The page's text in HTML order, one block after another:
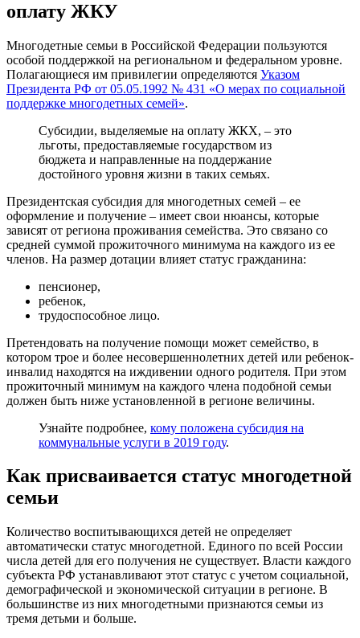
оплату ЖКУ
Многодетные семьи в Российской Федерации пользуются
особой поддержкой на региональном и федеральном уровне.
Полагающиеся им привилегии определяются Указом
Президента РФ от 05.05.1992 № 431 «О мерах по социальной
поддержке многодетных семей».
Субсидии, выделяемые на оплату ЖКХ, – это
льготы, предоставляемые государством из
бюджета и направленные на поддержание
достойного уровня жизни в таких семьях.
Президентская субсидия для многодетных семей – ее
оформление и получение – имеет свои нюансы, которые
зависят от региона проживания семейства. Это связано со
средней суммой прожиточного минимума на каждого из ее
членов. На размер дотации влияет статус гражданина:
пенсионер,
ребенок,
трудоспособное лицо.
Претендовать на получение помощи может семейство, в
котором трое и более несовершеннолетних детей или ребенок-
инвалид находятся на иждивении одного родителя. При этом
прожиточный минимум на каждого члена подобной семьи
должен быть ниже установленной в регионе величины.
Узнайте подробнее, кому положена субсидия на
коммунальные услуги в 2019 году.
Как присваивается статус многодетной
семьи
Количество воспитывающихся детей не определяет
автоматически статус многодетной. Единого по всей России
числа детей для его получения не существует. Власти каждого
субъекта РФ устанавливают этот статус с учетом социальной,
демографической и экономической ситуации в регионе. В
большинстве из них многодетными признаются семьи из
тремя детьми и больше.